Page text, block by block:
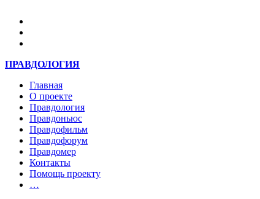
ПРАВДОЛОГИЯ
Главная
О проекте
Правдология
Правдоньюс
Правдофильм
Правдофорум
Правдомер
Контакты
Помощь проекту
…